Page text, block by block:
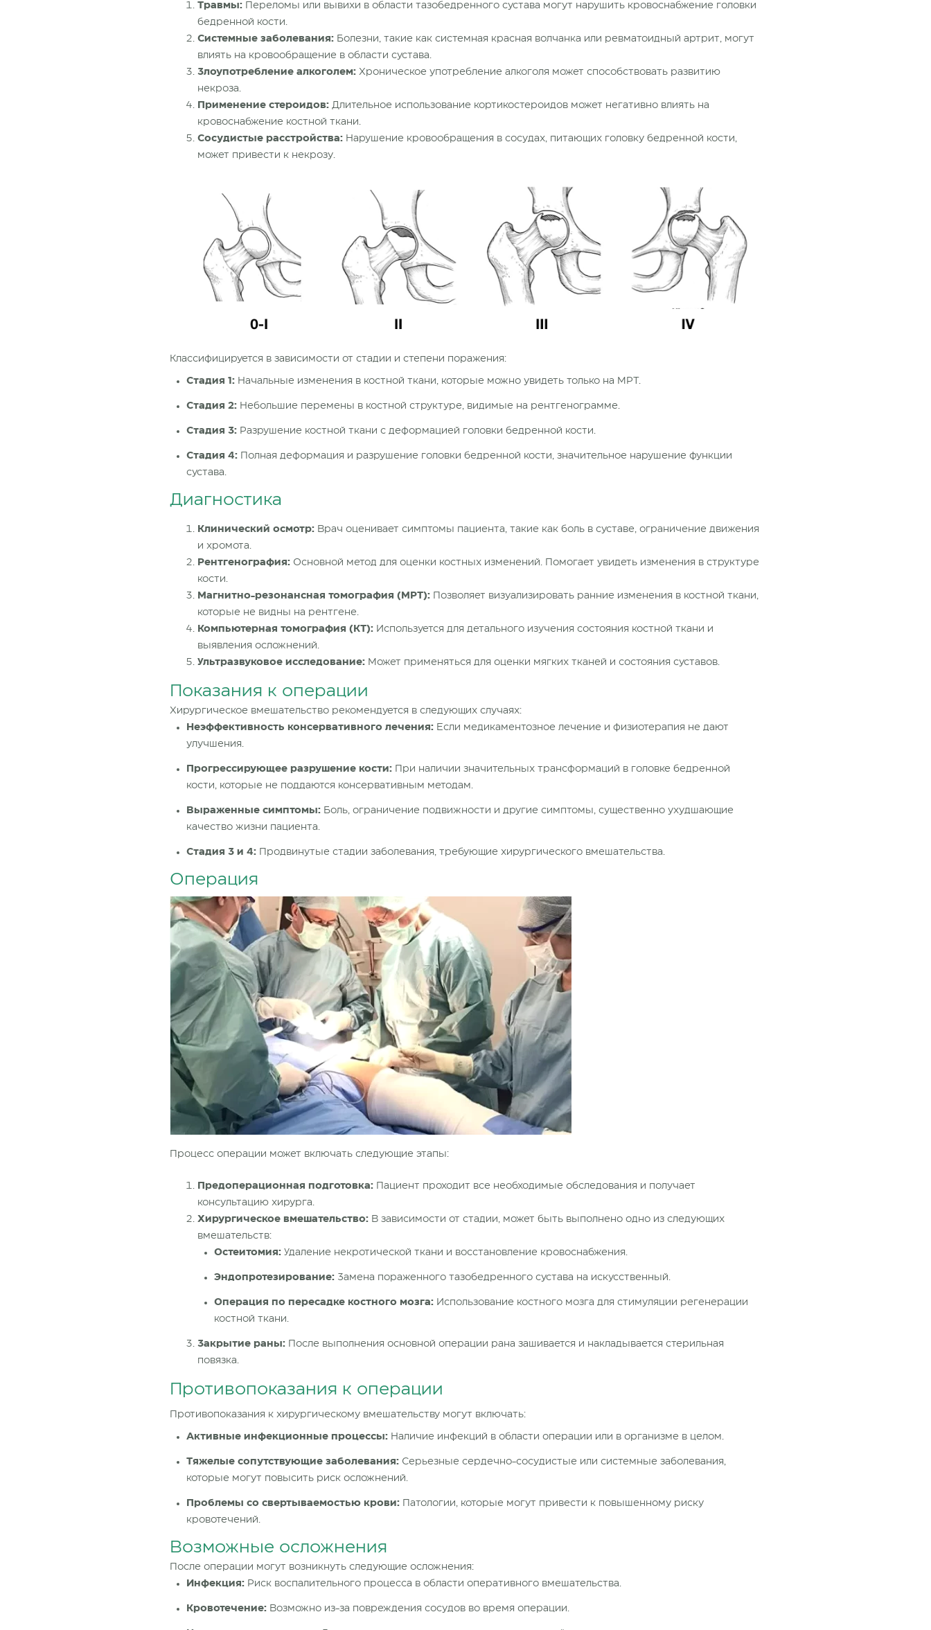
Травмы: Переломы или вывихи в области тазобедренного сустава могут нарушить кровоснабжение головки
бедренной кости.
Системные заболевания: Болезни, такие как системная красная волчанка или ревматоидный артрит, могут
влиять на кровообращение в области сустава.
Злоупотребление алкоголем: Хроническое употребление алкоголя может способствовать развитию
некроза.
Применение стероидов: Длительное использование кортикостероидов может негативно влиять на
кровоснабжение костной ткани.
Сосудистые расстройства: Нарушение кровообращения в сосудах, питающих головку бедренной кости,
может привести к некрозу.
Классифицируется в зависимости от стадии и степени поражения:
Стадия 1: Начальные изменения в костной ткани, которые можно увидеть только на МРТ.
Стадия 2: Небольшие перемены в костной структуре, видимые на рентгенограмме.
Стадия 3: Разрушение костной ткани с деформацией головки бедренной кости.
Стадия 4: Полная деформация и разрушение головки бедренной кости,значительное нарушение функции
сустава.
Диагностика
Клинический осмотр: Врач оцениваетсимптомы пациента, такие как боль в суставе, ограничение движения
и хромота.
Рентгенография: Основной метод для оценки костных изменений. Помогает увидеть изменения в структуре
кости.
Магнитно-резонансная томография (МРТ): Позволяет визуализировать ранние изменения в костной ткани,
которые не видны на рентгене.
Компьютерная томография (КТ): Используется для детального изучения состояния костной ткани и
выявления осложнений.
Ультразвуковое исследование: Может применяться для оценки мягких тканей и состояния суставов.
Показания к операции
Хирургическое вмешательство рекомендуется в следующих случаях:
Неэффективность консервативного лечения: Если медикаментозное лечение и физиотерапия не дают
улучшения.
Прогрессирующее разрушение кости: При наличии значительных трансформаций в головке бедренной
кости, которые не поддаются консервативным методам.
Выраженные симптомы: Боль, ограничение подвижности и другие симптомы, существенно ухудшающие
качество жизни пациента.
Стадия 3 и 4: Продвинутые стадии заболевания, требующие хирургического вмешательства.
Операция
Процессоперации может включать следующие этапы:
Предоперационная подготовка: Пациент проходит все необходимые обследования и получает
консультацию хирурга.
Хирургическое вмешательство: В зависимости от стадии, может быть выполнено одно из следующих
вмешательств:
Остеитомия: Удаление некротической ткани и восстановление кровоснабжения.
Эндопротезирование: Замена пораженного тазобедренного сустава на искусственный.
Операция по пересадке костного мозга: Использование костного мозга для стимуляции регенерации
костной ткани.
Закрытие раны: После выполнения основной операции рана зашивается и накладывается стерильная
повязка.
Противопоказания к операции
Противопоказания к хирургическому вмешательству могут включать:
Активные инфекционные процессы: Наличие инфекций в области операции или в организме в целом.
Тяжелые сопутствующие заболевания: Серьезные сердечно-сосудистые или системные заболевания,
которые могут повысить риск осложнений.
Проблемы со свертываемостью крови: Патологии, которые могут привести к повышенному риску
кровотечений.
Возможные осложнения
После операции могут возникнуть следующие осложнения:
Инфекция: Риск воспалительного процесса в области оперативного вмешательства.
Кровотечение: Возможно из-за повреждения сосудов во время операции.